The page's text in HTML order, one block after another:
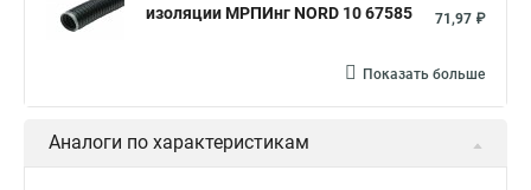
изоляции МРПИнг NORD 10 67585
71,97 ₽
Показать больше
Аналоги по характеристикам